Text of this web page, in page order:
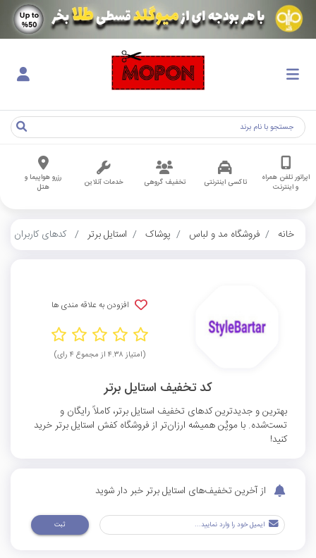
اپراتور تلفن همراه
و اینترنت
تاکسی اینترنتی تخفیف گروهی خدمات آنلاین
رزرو هواپیما و
هتل
خانه فروشگاه مد و لباس پوشاک استایل برتر کدهای کاربران
افزودن به علاقه مندی ها
(امتیاز ۴.۳۸ از مجموع ۴ رای)
کد تخفیف استایل برتر
بهترین و جدیدترین کدهای تخفیف استایل برتر، کاملاً رایگان و
تست‌شده. با موپُن همیشه ارزان‌تر از فروشگاه کفش استایل برتر خرید
کنید!
از آخرین تخفیف‌های استایل برتر خبر دار شوید
ثبت